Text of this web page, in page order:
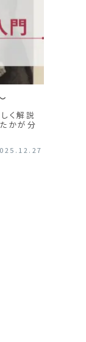
く解説
かが分